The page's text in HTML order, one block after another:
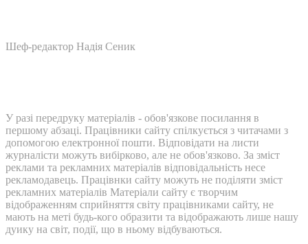
Шеф-редактор Надія Сеник
У разі передруку матеріалів - обов'язкове посилання в
першому абзаці. Працівники сайту спілкується з читачами з
допомогою електронної пошти. Відповідати на листи
журналісти можуть вибірково, але не обов'язково. За зміст
реклами та рекламних матеріалів відповідальність несе
рекламодавець. Працівнки сайту можуть не поділяти зміст
рекламних матеріалів Матеріали сайту є творчим
відображенням сприйняття світу працівниками сайту, не
мають на меті будь-кого образити та відображають лише нашу
дуику на світ, події, що в ньому відбуваються.